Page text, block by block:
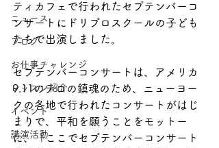
ニュース
ブログ
お仕事チャレンジ
レッスン紹介
イベント
講演活動
ティカフェで行われたセプテンバーコ
ンサートにドリプロスクールの子ども
たちで出演しました。
セプテンバーコンサートは、アメリカ
9.11のテロの鎮魂のため、ニューヨー
クの各地で行われたコンサートがはじ
まりで、平和を願うことをモットー
に、「ここでセプテンバーコンサート